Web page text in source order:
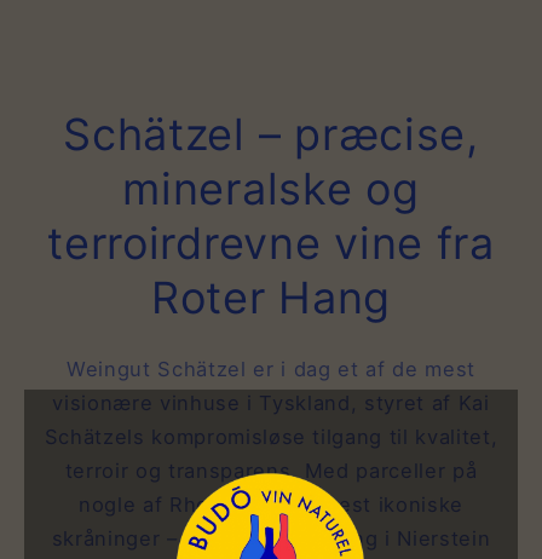
Schätzel – præcise,
mineralske og
terroirdrevne vine fra
Roter Hang
Weingut Schätzel er i dag et af de mest
visionære vinhuse i Tyskland, styret af Kai
Schätzels kompromisløse tilgang til kvalitet,
terroir og transparens. Med parceller på
nogle af Rheinhessens mest ikoniske
skråninger – særligt Roter Hang i Nierstein